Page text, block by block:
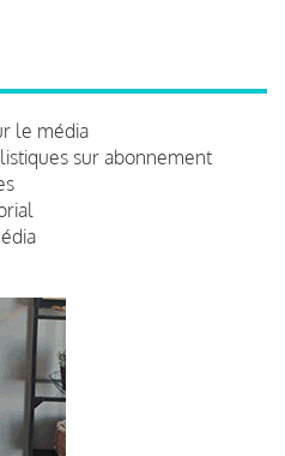
le média
sur abonnement